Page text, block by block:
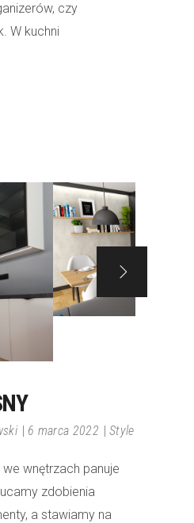
czy
W kuchni
6 marca 2022 Style
wnętrzach panuje
zdobienia
a stawiamy na